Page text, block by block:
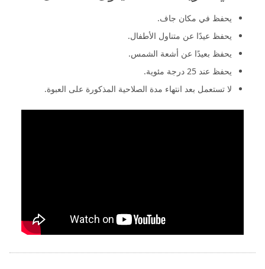
يحفظ في مكان جاف.
يحفظ عيدًا عن متناول الأطفال.
يحفظ بعيدًا عن أشعة الشمس.
يحفظ عند 25 درجة مئوية.
لا تستعمل بعد انتهاء مدة الصلاحية المذكورة على العبوة.